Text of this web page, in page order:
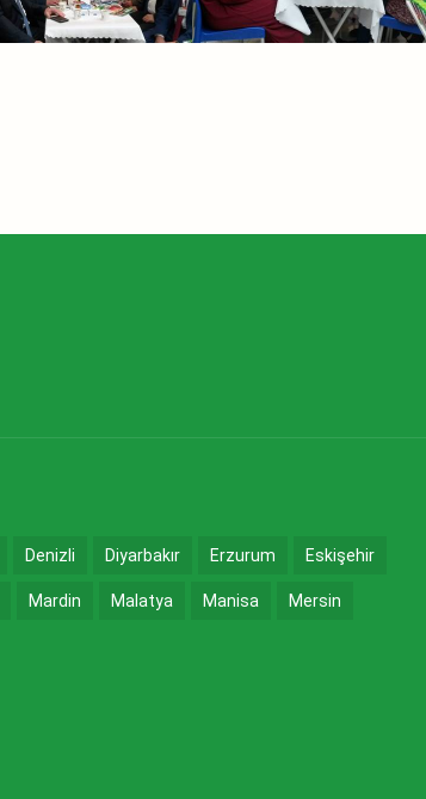
Denizli Diyarbakır Erzurum Eskişehir
Mardin Malatya Manisa Mersin